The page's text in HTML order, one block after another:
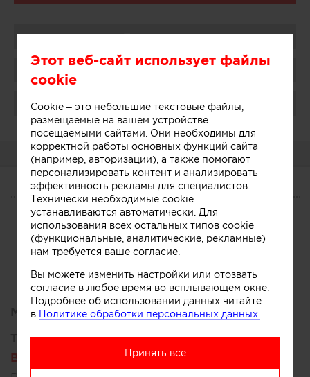
Поделиться
Сохранить в избранное
Поблагодарить
О СЕБЕ
О СЕБЕ
CV Услуги Участник
Место работы:
Текущее место работы:
Высшая Школа Средового Дизайна МАРХИ
Этот веб-сайт использует файлы
cookie
Cookie – это небольшие текстовые файлы,
размещаемые на вашем устройстве
посещаемыми сайтами. Они необходимы для
корректной работы основных функций сайта
(например, авторизации), а также помогают
персонализировать контент и анализировать
эффективность рекламы для специалистов.
Технически необходимые cookie
устанавливаются автоматически. Для
использования всех остальных типов cookie
(функциональные, аналитические, рекламные)
нам требуется ваше согласие.
Вы можете изменить настройки или отозвать
согласие в любое время во всплывающем окне.
Подробнее об использовании данных читайте
в Политике обработки персональных данных.
Принять все